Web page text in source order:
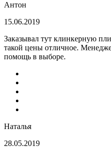
Антон
15.06.2019
Заказывал тут клинкерную
такой цены отличное.
помощь в выборе.
Наталья
28.05.2019